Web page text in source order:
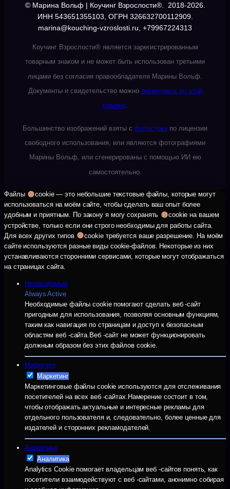
© Марина Вольф | Коучинг Взрослости®. 2018-2026.
ИНН 543651355103, ОГРН 326632700112909.
marina@kouching-vzroslosti.ru, +79967224313
Коучинг Взрослости® является зарегистрированным
товарным знаком и не может быть использован третьими
лицами без согласия правообладателя Марины Вольф.
Документы и свидетельство можно посмотреть по этой
ссылке.
Большинство изображений взяты с фотостока по лицензии
свободного использования, или являются фотографиями
Марины Вольф, или сгенерированы с помощью ИИ ею
самостоятельно.
Файлы
cookie — это небольшие текстовые файлы, которые могут
использоваться на моём сайте, чтобы сделать ваш опыт более
удобным и приятным. По закону я могу сохранять
cookie на вашем
устройстве, только если они строго необходимы для работы сайта.
Для всех других типов
cookie требуется ваше разрешение. На моём
сайте используются разные виды cookie-файлов. Некоторые из них
устанавливаются сторонними сервисами, которые могут отображаться
на страницах сайта.
Необходимый
Always Active
Необходимые файлы cookie помогают сделать веб -сайт
пригодным для использования, позволяя основным функциям,
таким как навигация по страницам и доступ к безопасным
областям веб -сайта.Веб -сайт не может функционировать
должным образом без этих файлов cookie.
Маркетинг
Маркетинг
Маркетинговые файлы cookie используются для отслеживания
посетителей на всех веб -сайтах.Намерение состоит в том,
чтобы отображать актуальные и интересные рекламы для
отдельного пользователя и, следовательно, более ценные для
издателей и сторонних рекламодателей.
Аналитика
Аналитика
Analytics Cookie помогает владельцам веб -сайтов понять, как
посетители взаимодействуют с веб -сайтами, анонимно собирая